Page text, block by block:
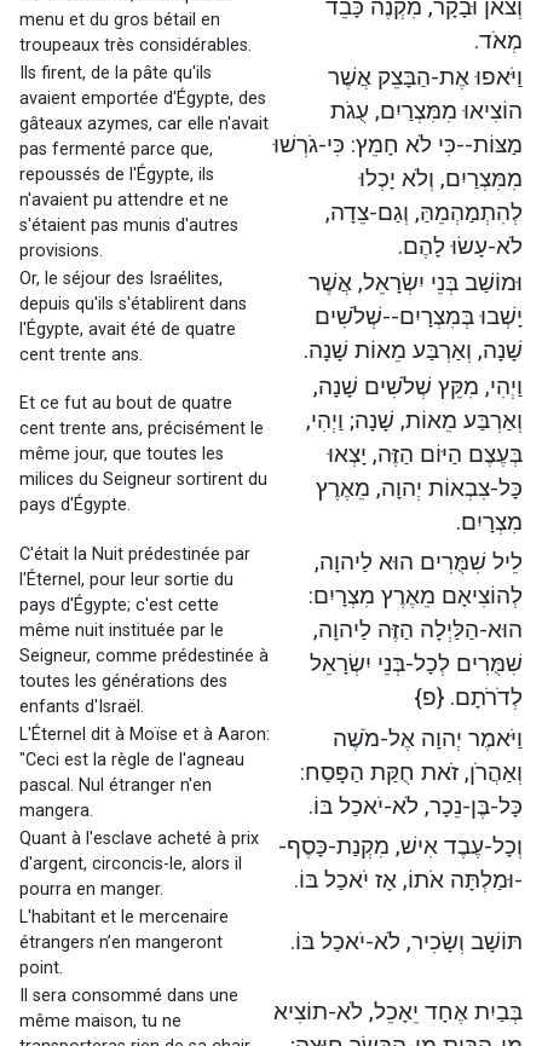
menu et du gros bétail en
troupeaux très considérables.
וְצֹאן וּבָקָר, מִקְנֶה כָּבֵד
מְאֹד.
Ils firent, de la pâte qu'ils
avaient emportée d'Égypte, des
gâteaux azymes, car elle n'avait
pas fermenté parce que,
repoussés de l'Égypte, ils
n'avaient pu attendre et ne
s'étaient pas munis d'autres
provisions.
וַיֹּאפוּ אֶת-הַבָּצֵק אֲשֶׁר
הוֹצִיאוּ מִמִּצְרַיִם, עֻגֹת
מַצּוֹת--כִּי לֹא חָמֵץ: כִּי-גֹרְשׁוּ
מִמִּצְרַיִם, וְלֹא יָכְלוּ
לְהִתְמַהְמֵהַּ, וְגַם-צֵדָה,
לֹא-עָשׂוּ לָהֶם.
Or, le séjour des Israélites,
depuis qu'ils s'établirent dans
l'Égypte, avait été de quatre
cent trente ans.
וּמוֹשַׁב בְּנֵי יִשְׂרָאֵל, אֲשֶׁר
יָשְׁבוּ בְּמִצְרָיִם--שְׁלֹשִׁים
שָׁנָה, וְאַרְבַּע מֵאוֹת שָׁנָה.
Et ce fut au bout de quatre
cent trente ans, précisément le
même jour, que toutes les
milices du Seigneur sortirent du
pays d'Égypte.
וַיְהִי, מִקֵּץ שְׁלֹשִׁים שָׁנָה,
וְאַרְבַּע מֵאוֹת, שָׁנָה; וַיְהִי,
בְּעֶצֶם הַיּוֹם הַזֶּה, יָצְאוּ
כָּל-צִבְאוֹת יְהוָה, מֵאֶרֶץ
מִצְרָיִם.
C'était la Nuit prédestinée par
l'Éternel, pour leur sortie du
pays d'Égypte; c'est cette
même nuit instituée par le
Seigneur, comme prédestinée à
toutes les générations des
enfants d'Israël.
לֵיל שִׁמֻּרִים הוּא לַיהוָה,
לְהוֹצִיאָם מֵאֶרֶץ מִצְרָיִם:
הוּא-הַלַּיְלָה הַזֶּה לַיהוָה,
שִׁמֻּרִים לְכָל-בְּנֵי יִשְׂרָאֵל
לְדֹרֹתָם. {פ}
L'Éternel dit à Moïse et à Aaron:
"Ceci est la règle de l'agneau
pascal. Nul étranger n'en
mangera.
וַיֹּאמֶר יְהוָה אֶל-מֹשֶׁה
וְאַהֲרֹן, זֹאת חֻקַּת הַפָּסַח:
כָּל-בֶּן-נֵכָר, לֹא-יֹאכַל בּוֹ.
Quant à l'esclave acheté à prix
d'argent, circoncis-le, alors il
pourra en manger.
וְכָל-עֶבֶד אִישׁ, מִקְנַת-כָּסֶף-
-וּמַלְתָּה אֹתוֹ, אָז יֹאכַל בּוֹ.
L'habitant et le mercenaire
étrangers n’en mangeront
point.
תּוֹשָׁב וְשָׂכִיר, לֹא-יֹאכַל בּוֹ.
Il sera consommé dans une
même maison, tu ne
בְּבַיִת אֶחָד יֵאָכֵל, לֹא-תוֹצִיא